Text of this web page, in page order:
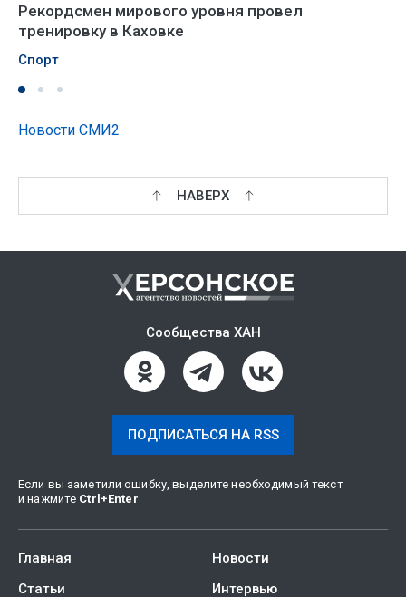
Рекордсмен мирового уровня провел
тренировку в Каховке
Спорт
Новости СМИ2
НАВЕРХ
Сообщества ХАН
ПОДПИСАТЬСЯ НА RSS
Если вы заметили ошибку, выделите необходимый текст
и нажмите Ctrl +Enter
Главная
Новости
Статьи
Интервью